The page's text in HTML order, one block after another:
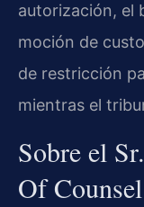
autorización, el
moción de
de restricción
mientras el
Sobre el
Of